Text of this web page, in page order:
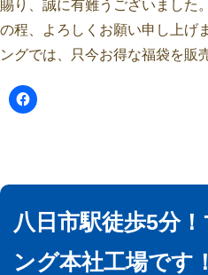
賜り、誠に有難うございました
の程、よろしくお願い申し上げ
ングでは、只今お得な福袋を販
八日市駅徒歩5分
ング本社工場です！